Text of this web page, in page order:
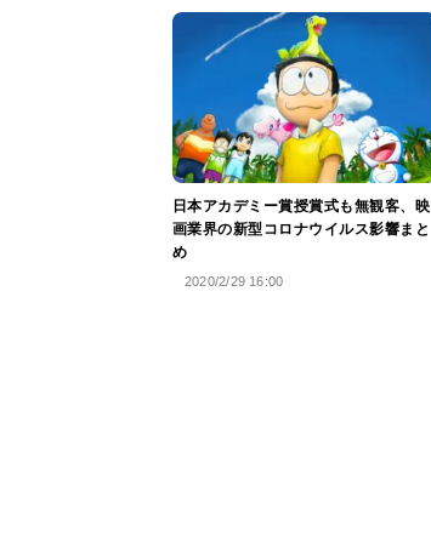
日本アカデミー賞授賞式も無観客、映
画業界の新型コロナウイルス影響まと
め
2020/2/29 16:00